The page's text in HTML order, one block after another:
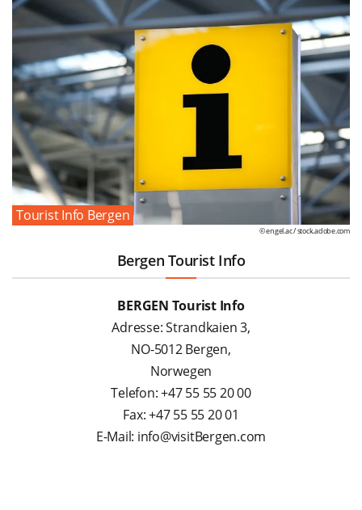
Tourist Info Bergen
© engel.ac /stock.adobe.com
Bergen Tourist Info
BERGEN Tourist Info
Adresse: Strandkaien 3,
NO-5012 Bergen,
Norwegen
Telefon: +47 55 55 20 00
Fax: +47 55 55 20 01
E-Mail: info@visitBergen.com